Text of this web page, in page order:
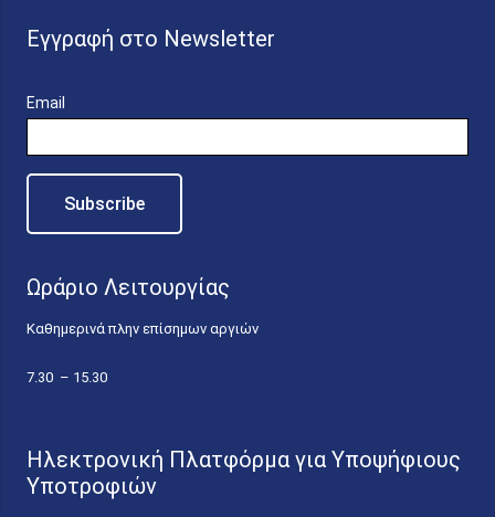
Εγγραφή στο Newsletter
Email
Ωράριο Λειτουργίας
Καθημερινά πλην επίσημων αργιών
7.30 – 15.30
Ηλεκτρονική Πλατφόρμα για Υποψήφιους
Υποτροφιών